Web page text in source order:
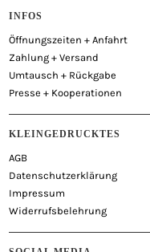
INFOS
Öffnungszeiten + Anfahrt
Zahlung + Versand
Umtausch + Rückgabe
Presse + Kooperationen
KLEINGEDRUCKTES
AGB
Datenschutzerklärung
Impressum
Widerrufsbelehrung